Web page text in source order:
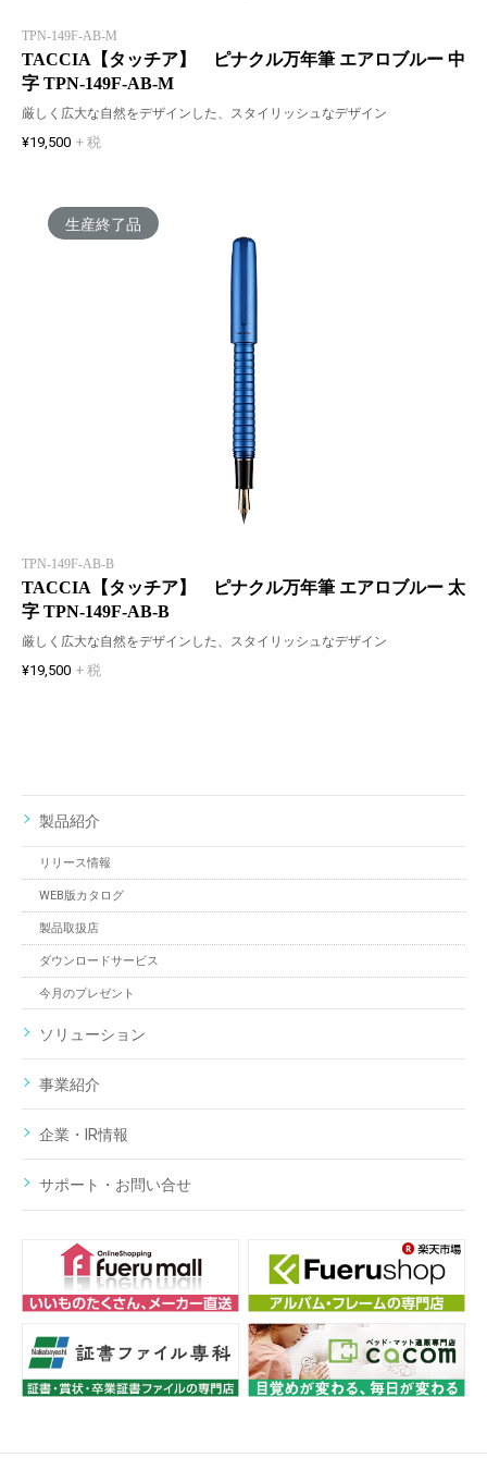
TPN-149F-AB-M
TACCIA【タッチア】 ピナクル万年筆 エアロブルー 中
字 TPN-149F-AB-M
厳しく広大な自然をデザインした、スタイリッシュなデザイン
¥19,500 + 税
生産終了品
TPN-149F-AB-B
TACCIA【タッチア】 ピナクル万年筆 エアロブルー 太
字 TPN-149F-AB-B
厳しく広大な自然をデザインした、スタイリッシュなデザイン
¥19,500 + 税
製品紹介
リリース情報
WEB版カタログ
製品取扱店
ダウンロードサービス
今月のプレゼント
ソリューション
事業紹介
企業・IR情報
サポート・お問い合せ